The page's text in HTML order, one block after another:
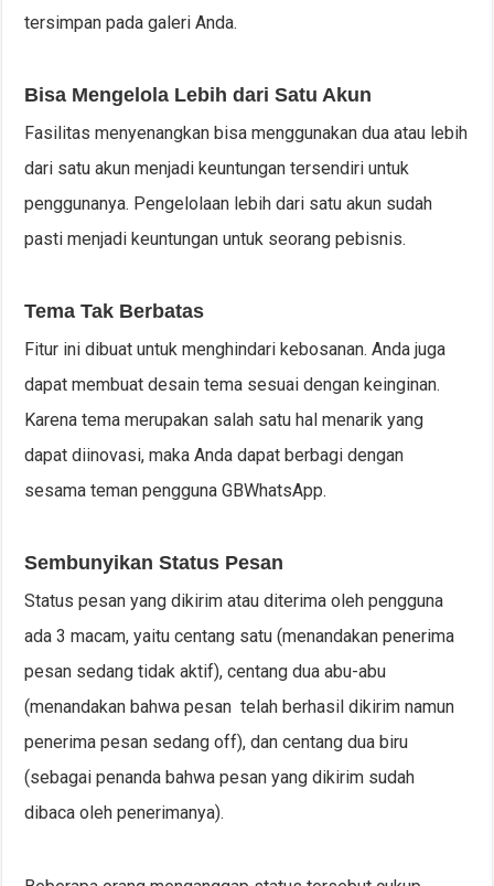
tersimpan pada galeri Anda.
Bisa Mengelola Lebih dari Satu Akun
Fasilitas menyenangkan bisa menggunakan dua atau lebih
dari satu akun menjadi keuntungan tersendiri untuk
penggunanya. Pengelolaan lebih dari satu akun sudah
pasti menjadi keuntungan untuk seorang pebisnis.
Tema Tak Berbatas
Fitur ini dibuat untuk menghindari kebosanan. Anda juga
dapat membuat desain tema sesuai dengan keinginan.
Karena tema merupakan salah satu hal menarik yang
dapat diinovasi, maka Anda dapat berbagi dengan
sesama teman pengguna GBWhatsApp.
Sembunyikan Status Pesan
Status pesan yang dikirim atau diterima oleh pengguna
ada 3 macam, yaitu centang satu (menandakan penerima
pesan sedang tidak aktif), centang dua abu-abu
(menandakan bahwa pesan telah berhasil dikirim namun
penerima pesan sedang off), dan centang dua biru
(sebagai penanda bahwa pesan yang dikirim sudah
dibaca oleh penerimanya).